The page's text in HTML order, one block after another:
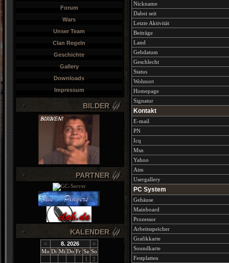
Forum
Wars
Unser Team
Clan Regeln
Geschichte
Gallery
Downloads
Impressum
BILDER
PARTNER
KALENDER
< 8. 2026
>
Mo Di Mi Do Fr Sa So
1
2
Nickname
Dabei seit
Letzte Aktivität
Beiträge
Land
Gebdatum
Geschlecht
Status
Wohnort
Homepage
Signatur
Kontakt
E-mail
PN
Icq
Msn
Yahoo
Aim
Usergallery
PC System
Gehäuse
Mainboard
Prozessor
Arbeitsspeicher
Grafikkarte
Soundkarte
Festplatten